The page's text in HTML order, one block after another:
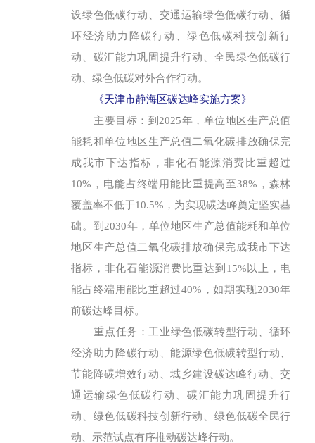
设绿色低碳行动、交通运输绿色低碳行动、循
环经济助力降碳行动、绿色低碳科技创新行
动、碳汇能力巩固提升行动、全民绿色低碳行
动、绿色低碳对外合作行动。
《天津市静海区碳达峰实施方案》
主要目标： 到2025年，单位地区生产总值
能耗和单位地区生产总值二氧化碳排放确保完
成我市下达指标，非化石能源消费比重超过
10%，电能占终端用能比重提高至38%，森林
覆盖率不低于10.5%，为实现碳达峰奠定坚实基
础。到2030年，单位地区生产总值能耗和单位
地区生产总值二氧化碳排放确保完成我市下达
指标，非化石能源消费比重达到15%以上，电
能占终端用能比重超过40%，如期实现2030年
前碳达峰目标。
重点任务： 工业绿色低碳转型行动、循环
经济助力降碳行动、能源绿色低碳转型行动、
节能降碳增效行动、城乡建设碳达峰行动、交
通运输绿色低碳行动、碳汇能力巩固提升行
动、绿色低碳科技创新行动、绿色低碳全民行
动、示范试点有序推动碳达峰行动。